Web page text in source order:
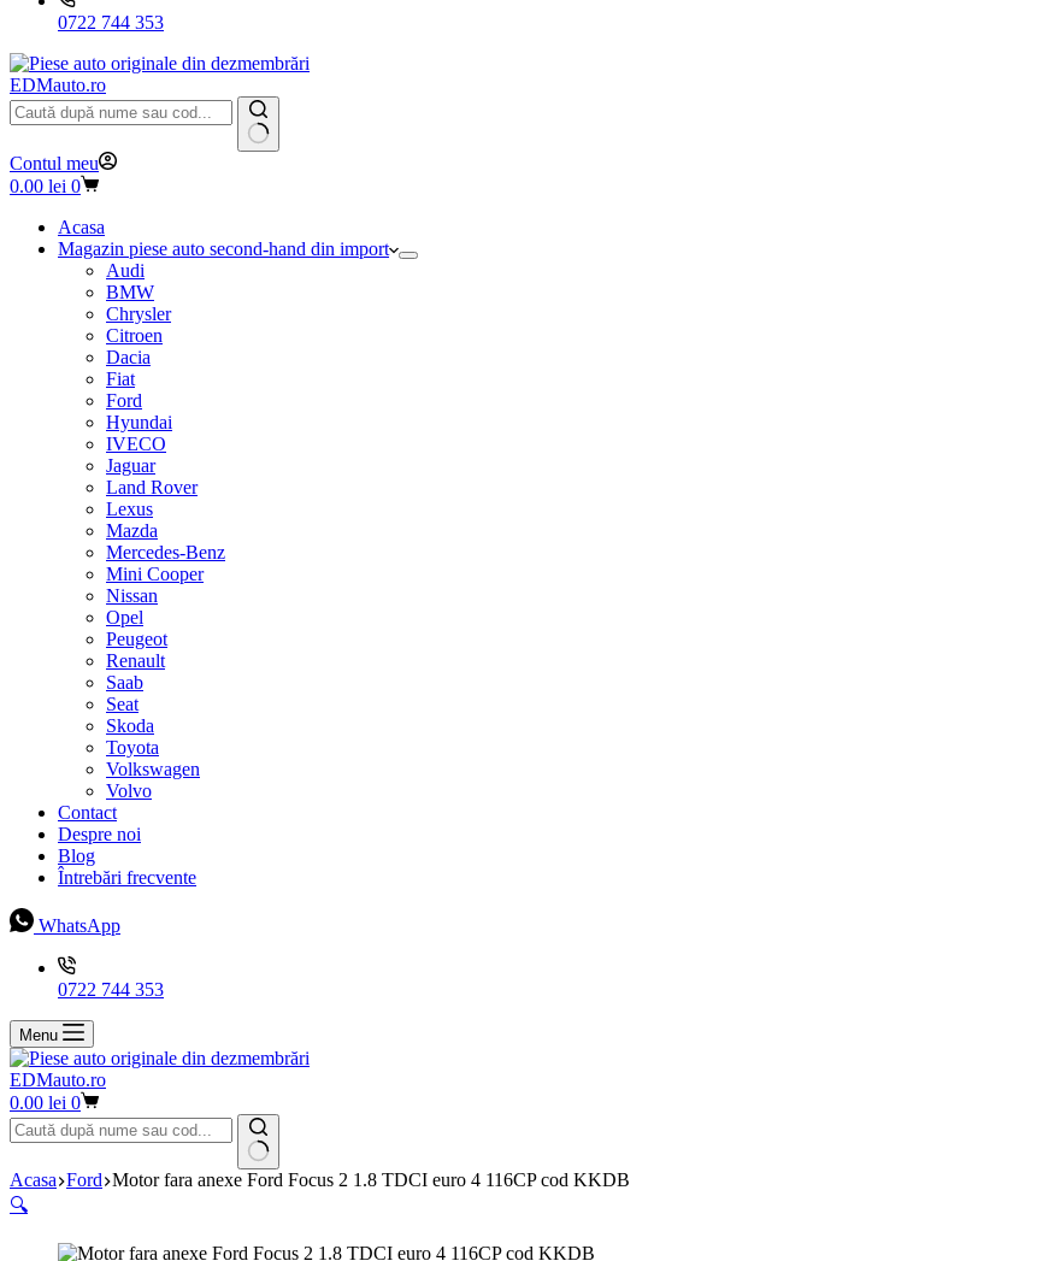
0722 744 353
EDMauto.ro
Niciun
rezultat
Contul meu
Coș
cumpărături
0.00 lei 0
Acasa
Magazin piese auto second-hand din import
Audi
BMW
Chrysler
Citroen
Dacia
Fiat
Ford
Hyundai
IVECO
Jaguar
Land Rover
Lexus
Mazda
Mercedes-Benz
Mini Cooper
Nissan
Opel
Peugeot
Renault
Saab
Seat
Skoda
Toyota
Volkswagen
Volvo
Contact
Despre noi
Blog
Întrebări frecvente
WhatsApp
0722 744 353
Menu
EDMauto.ro
Coș
de
cumpărături
0.00 lei 0
Niciun
rezultat
Acasa Ford Motor fara anexe Ford Focus 2 1.8 TDCI euro 4 116CP cod KKDB
🔍